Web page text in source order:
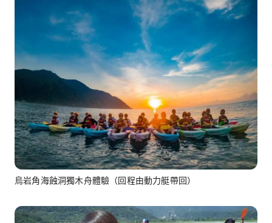
烏岩角海蝕洞獨木舟體驗（回程由動力艇帶回）